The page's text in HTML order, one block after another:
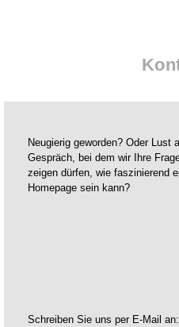
Neugierig geworden? Oder Lust
Gespräch, bei dem wir Ihre
zeigen dürfen, wie faszinierend
Homepage sein kann?
Schreiben Sie uns per E-Mail an: